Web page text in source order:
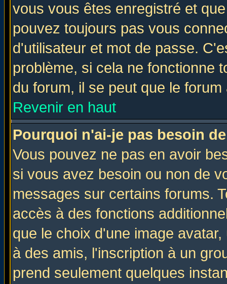
vous vous êtes enregistré et
pouvez toujours pas vous
d'utilisateur et mot de passe.
problème, si cela ne fonctionne
du forum, il se peut que le
Revenir en haut
Pourquoi n'ai-je pas besoin
Vous pouvez ne pas en avoir
si vous avez besoin ou non de
messages sur certains forums.
accès à des fonctions
que le choix d'une image
à des amis, l'inscription à un
prend seulement quelques